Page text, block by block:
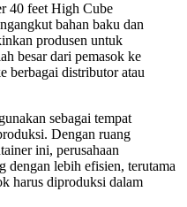
40 feet High Cube
bahan baku dan
produsen untuk
besar dari pemasok ke
berbagai distributor atau
sebagai tempat
Dengan ruang
ini, perusahaan
dengan lebih efisien, terutama
harus diproduksi dalam